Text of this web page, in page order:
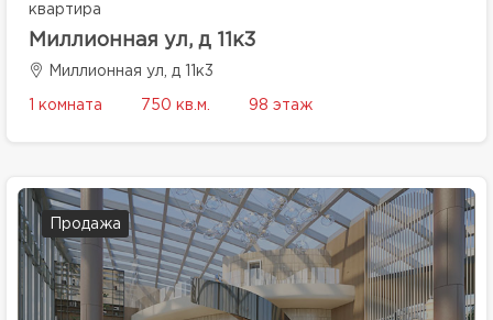
квартира
Миллионная ул, д 11к3
Миллионная ул, д 11к3
1 комната 750 кв.м. 98 этаж
Продажа